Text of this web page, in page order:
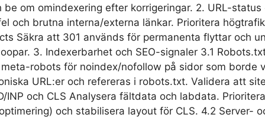
om omindexering efter korrigeringar. 2. URL-
och brutna interna/externa länkar. Prioritera
Säkra att 301 används för permanenta flyttar och
3. Indexerbarhet och SEO-signaler 3.1
robots för noindex/nofollow på sidor som borde
URL:er och refereras i robots.txt. Validera att
INP och CLS Analysera fältdata och labdata.
och stabilisera layout för CLS. 4.2 Server-